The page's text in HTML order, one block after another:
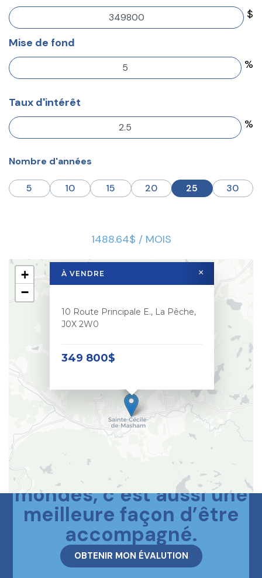
$
Mise de fond
%
Taux d'intérêt
%
Nombre d'années
5 10 15 20 25 30
1488.64$ / MOIS
À VENDRE
10 Route Principale E., La Pêche,
J0X 2W0
349 800$
×
+
−
Le meilleur des deux
mondes, c’est aussi une
meilleure façon d’être
accompagné.
OBTENIR MON ÉVALUTION